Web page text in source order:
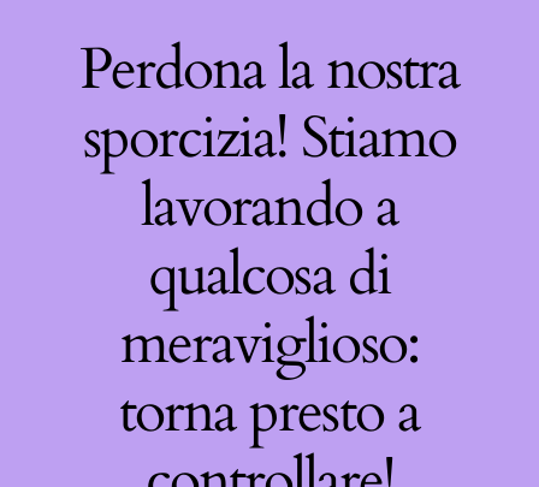
Perdona la nostra
sporcizia! Stiamo
lavorando a
qualcosa di
meraviglioso:
torna presto a